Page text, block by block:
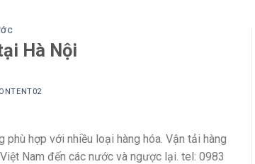
Hà Nội
hợp với nhiều loại hàng hóa. Vận tải hàng
Nam đến các nước và ngược lại. tel: 0983